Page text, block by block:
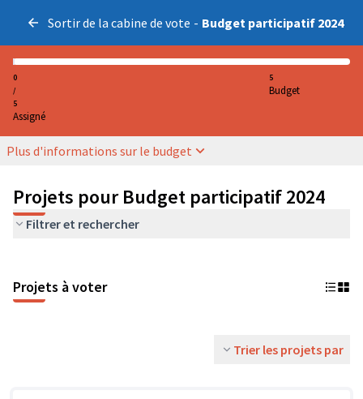
Sortir de la cabine de vote - Budget participatif 2024
0
/
5
Assigné
5
Budget
Plus d'informations sur le budget
Projets pour Budget participatif 2024
Filtrer et rechercher
Projets à voter
Trier les projets par